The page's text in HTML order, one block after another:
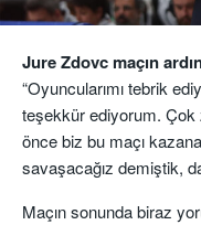
Jure Zdovc maçın
“Oyuncularımı tebrik
teşekkür ediyorum. Çok
önce biz bu maçı
savaşacağız demiştik,
Maçın sonunda biraz